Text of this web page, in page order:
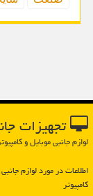
تجهیزات
لوازم جانبی موبایل و
اطلاعات در مورد لوازم
كامپیوتر